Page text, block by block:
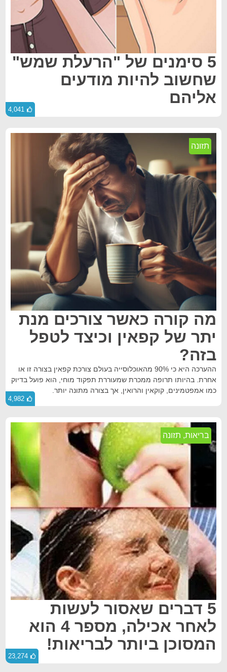
5 סימנים של "הרעלת שמש"
שחשוב להיות מודעים
אליהם
4,041
תזונה
מה קורה כאשר צורכים מנת
יתר של קפאין וכיצד לטפל
בזה?
ההערכה היא כי 90% מהאוכלוסייה בעולם צורכת קפאין בצורה זו או
אחרת. בהיותו תרופה ממכרת שמעוררת תפקוד מוחי, הוא פועל בדיוק
כמו אמפטמינים, קוקאין והרואין, אך בצורה מתונה יותר.
4,982
בריאות, תזונה
5 דברים שאסור לעשות
לאחר אכילה, מספר 4 הוא
המסוכן ביותר לבריאות!
23,274